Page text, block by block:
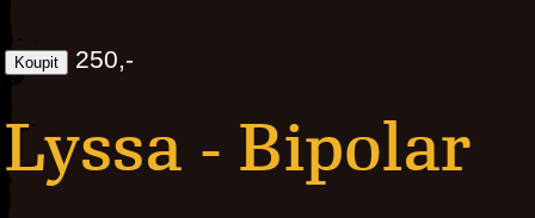
250,-
Lyssa - Bipolar